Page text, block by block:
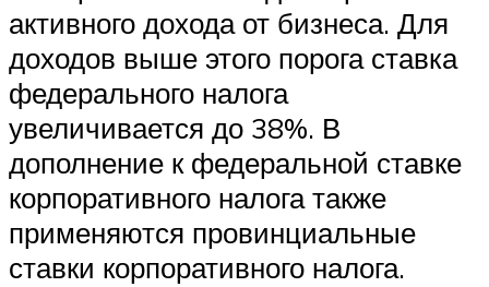
активного дохода от бизнеса. Для
доходов выше этого порога ставка
федерального налога
увеличивается до 38%. В
дополнение к федеральной ставке
корпоративного налога также
применяются провинциальные
ставки корпоративного налога.